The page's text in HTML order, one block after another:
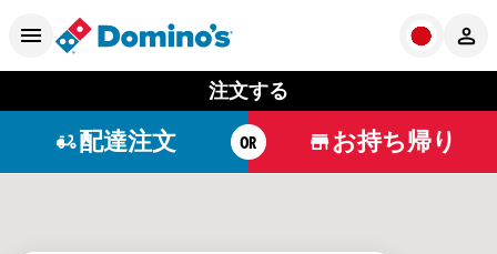
注文する
配達注文 OR お持ち帰り